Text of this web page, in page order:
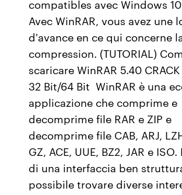
compatibles avec Windows
Avec WinRAR, vous avez une
d'avance en ce qui concerne
compression. (TUTORIAL)
scaricare WinRAR 5.40
32 Bit/64 Bit WinRAR è una
applicazione che comprime e
decomprime file RAR e ZIP e
decomprime file CAB, ARJ,
GZ, ACE, UUE, BZ2, JAR e
di una interfaccia ben
possibile trovare diverse